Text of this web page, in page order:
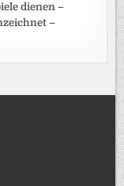
dienen –
–